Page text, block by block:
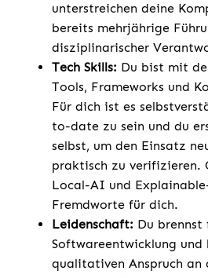
unterstreichen deine
bereits mehrjährige
disziplinarischer
Tech Skills: Du bist mit
Tools, Frameworks und
Für dich ist es
to-date zu sein und du
selbst, um den Einsatz
praktisch zu verifizieren.
Local-AI und
Fremdworte für dich.
Leidenschaft: Du
Softwareentwicklung und
qualitativen Anspruch an